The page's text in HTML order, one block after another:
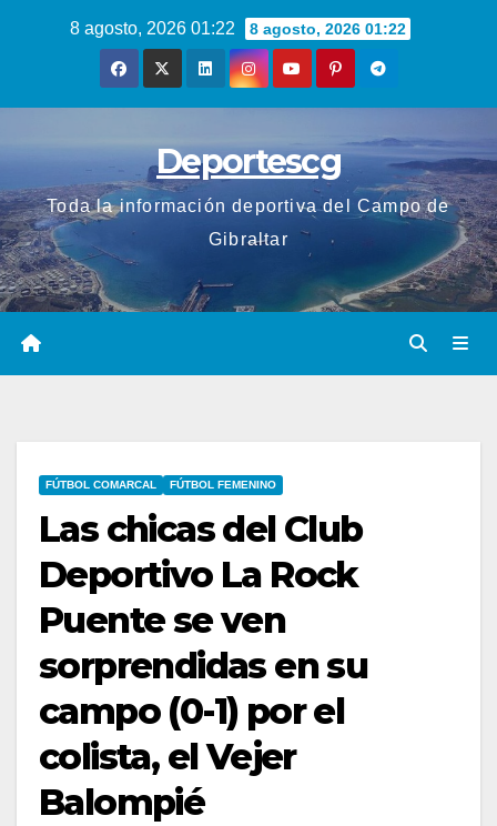
8 agosto, 2026 01:22 8 agosto, 2026 01:22
Deportescg
Toda la información deportiva del Campo de
Gibraltar
FÚTBOL COMARCAL FÚTBOL FEMENINO
Las chicas del Club
Deportivo La Rock
Puente se ven
sorprendidas en su
campo (0-1) por el
colista, el Vejer
Balompié